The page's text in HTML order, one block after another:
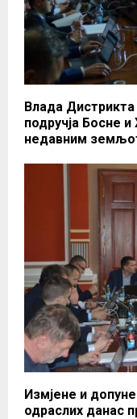
Влада
подручја Босне
недавним
Измјене и
одраслих данас